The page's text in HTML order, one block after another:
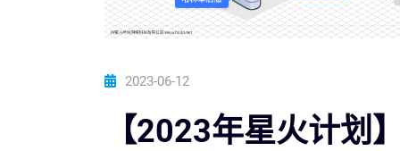
2023-06-12
【2023年星火计划